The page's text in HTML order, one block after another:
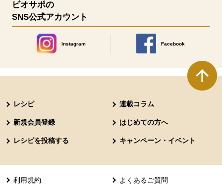
ビオサポの
SNS公式アカウント
Instagram
別のウィンドウで開きます。
Facebook
別のウィンドウで開きます
レシピ 連載コラム
新規会員登録 はじめての方へ
レシピを投稿する キャンペーン・イベント
利用規約 よくあるご質問